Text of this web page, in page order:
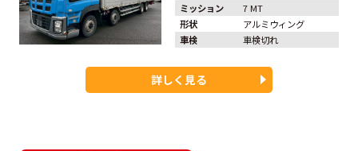
ミッション
7 MT
形状
アルミウィング
車検
車検切れ
詳しく見る